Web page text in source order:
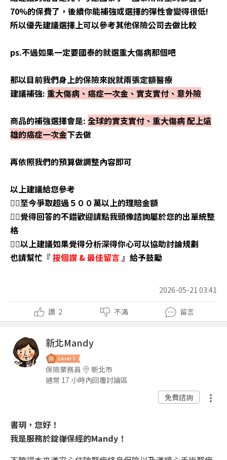
70%的保費了，後續你能補強或選擇的彈性會變得很低!
所以優先建議選擇上可以參考其他保險公司去做比較
ps.不過如果一定要國泰的就選重大傷病那個吧
那以目前我們身上的保險來說就兩張定額醫療
建議補強: 重大傷病、癌症一次金、實支實付、意外險
商品的補強選擇會是: 全球的實支實付、重大傷病 配上遠
雄的癌症一次金下去做
再依照我們的預算做調整內容即可
以上建議給您參考
👉🏼至今爭取超過５００萬以上的理賠金額
👉🏼覺得回答的不錯歡迎請點我頭像諮詢屬於您的出單統整
格
👉🏼以上建議如果覺得分析深得你心可以協助討論規劃
也請幫忙『 按個讚 &最佳留言』給予鼓勵
2026-05-21 03:41
讚 2 不滿 留言
新北Mandy
保險業務員
新北市
通常 17 小時內回覆討論區
免費諮詢
書玥 ，您好！
我是服務於錠嵂保經的Mandy！